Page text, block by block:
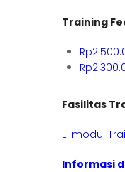
Training
Fasilitas
E-modul
Informasi